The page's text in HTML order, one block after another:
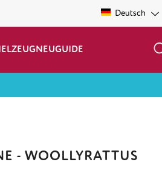
Deutsch
NEUGUIDE
- WOOLLYRATTUS